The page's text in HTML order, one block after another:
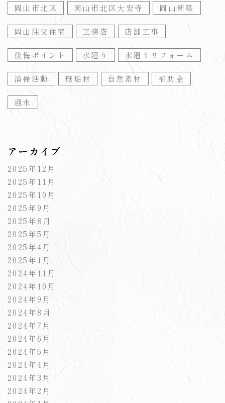
岡山市北区 岡山市北区大安寺 岡山新築
岡山注文住宅 工務店 店舗工事
後悔ポイント 水廻り 水廻りリフォーム
清掃活動 無垢材 自然素材 補助金
風水
アーカイブ
2025年12月
2025年11月
2025年10月
2025年9月
2025年8月
2025年5月
2025年4月
2025年1月
2024年11月
2024年10月
2024年9月
2024年8月
2024年7月
2024年6月
2024年5月
2024年4月
2024年3月
2024年2月